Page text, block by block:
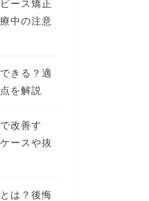
ース矯正
中の注意
きる？適
を解説
改善す
ースや抜
は？後悔